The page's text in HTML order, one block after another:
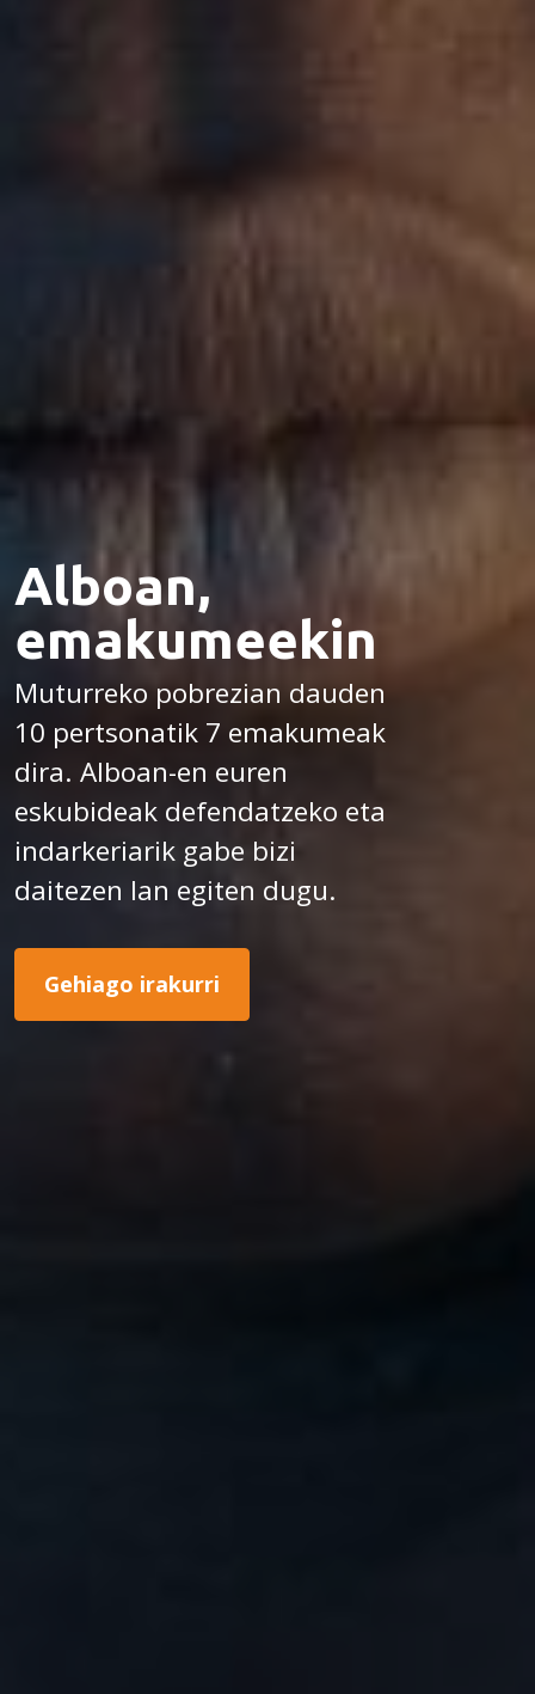
Alboan,
emakumeekin
Muturreko pobrezian dauden
10 pertsonatik 7 emakumeak
dira. Alboan-en euren
eskubideak defendatzeko eta
indarkeriarik gabe bizi
daitezen lan egiten dugu.
Gehiago irakurri